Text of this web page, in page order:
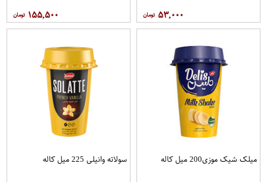
۵۳,۰۰۰ ۱۵۵,۵۰۰
میلک شیک موزی200 میل کاله سولاته وانیلی 225 میل کاله